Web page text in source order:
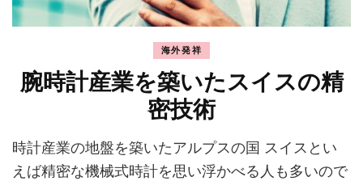
海外発祥
腕時計産業を築いたスイスの精
密技術
時計産業の地盤を築いたアルプスの国 スイスとい
えば精密な機械式時計を思い浮かべる人も多いので